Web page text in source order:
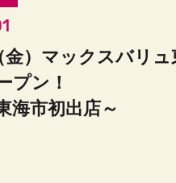
金）マックスバリュ
プン！
海市初出店～